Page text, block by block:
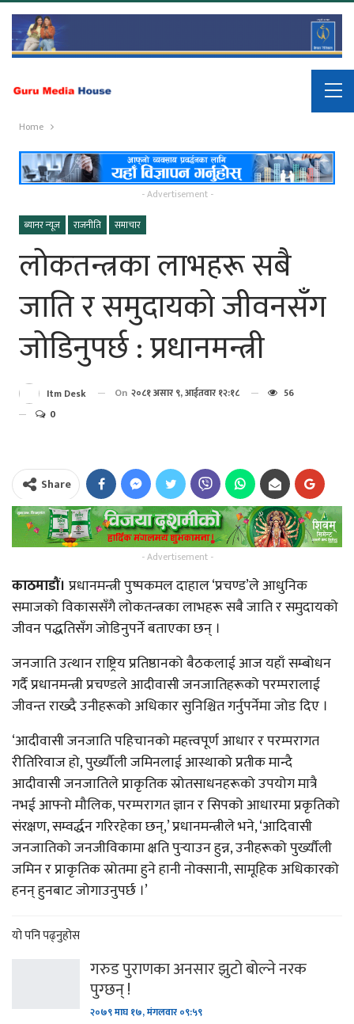
Home
- Advertisement -
ब्यानर न्यूज
राजनीति समाचार
लोकतन्त्रका लाभहरू सबै
जाति र समुदायको जीवनसँग
जोडिनुपर्छ : प्रधानमन्त्री
Itm Desk On २०८१ असार ९, आईतवार १२:१८
56
0
Share
- Advertisement -
काठमाडौं। प्रधानमन्त्री पुष्पकमल दाहाल ‘प्रचण्ड’ले आधुनिक
समाजको विकाससँगै लोकतन्त्रका लाभहरू सबै जाति र समुदायको
जीवन पद्धतिसँग जोडिनुपर्ने बताएका छन् ।
जनजाति उत्थान राष्ट्रिय प्रतिष्ठानको बैठकलाई आज यहाँ सम्बोधन
गर्दै प्रधानमन्त्री प्रचण्डले आदीवासी जनजातिहरूको परम्परालाई
जीवन्त राख्दै उनीहरूको अधिकार सुनिश्चित गर्नुपर्नेमा जोड दिए ।
‘आदीवासी जनजाति पहिचानको महत्त्वपूर्ण आधार र परम्परागत
रीतिरिवाज हो, पुर्ख्यौली जमिनलाई आस्थाको प्रतीक मान्दै
आदीवासी जनजातिले प्राकृतिक स्रोतसाधनहरूको उपयोग मात्रै
नभई आफ्नो मौलिक, परम्परागत ज्ञान र सिपको आधारमा प्रकृतिको
संरक्षण, सम्वर्द्धन गरिरहेका छन्,’ प्रधानमन्त्रीले भने, ‘आदिवासी
जनजातिको जनजीविकामा क्षति पुर्‍याउन हुन्न, उनीहरूको पुर्ख्यौली
जमिन र प्राकृतिक स्रोतमा हुने हानी नोक्सानी, सामूहिक अधिकारको
हनन् हुनबाट जोगाउनुपर्छ ।’
यो पनि पढ्नुहोस
गरुड पुराणका अनसार झुटो बोल्ने नरक
पुग्छन् !
२०७९ माघ १७, मंगलवार ०९:५९